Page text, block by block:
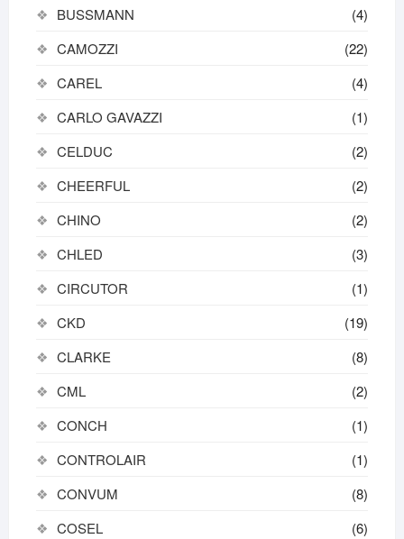
BUSSMANN
(4)
CAMOZZI
(22)
CAREL
(4)
CARLO GAVAZZI
(1)
CELDUC
(2)
CHEERFUL
(2)
CHINO
(2)
CHLED
(3)
CIRCUTOR
(1)
CKD
(19)
CLARKE
(8)
CML
(2)
CONCH
(1)
CONTROLAIR
(1)
CONVUM
(8)
COSEL
(6)